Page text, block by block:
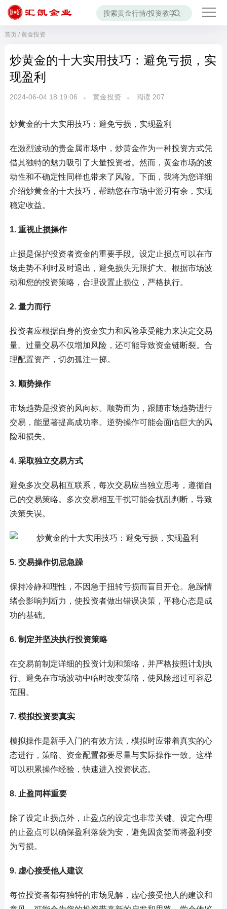
首页/ 黄金投资
炒黄金的十大实用技巧：避免亏损，实
现盈利
2024-06-04 18:19:06 黄金投资 阅读 207
炒黄金的十大实用技巧：避免亏损，实现盈利
在激烈波动的贵金属市场中，炒黄金作为一种投资方式凭
借其独特的魅力吸引了大量投资者。然而，黄金市场的波
动性和不确定性同样也带来了风险。下面，我将为您详细
介绍炒黄金的十大技巧，帮助您在市场中游刃有余，实现
稳定收益。
1. 重视止损操作
止损是保护投资者资金的重要手段。设定止损点可以在市
场走势不利时及时退出，避免损失无限扩大。根据市场波
动和您的投资策略，合理设置止损位，严格执行。
2. 量力而行
投资者应根据自身的资金实力和风险承受能力来决定交易
量。过量交易不仅增加风险，还可能导致资金链断裂。合
理配置资产，切勿孤注一掷。
3. 顺势操作
市场趋势是投资的风向标。顺势而为，跟随市场趋势进行
交易，能显著提高成功率。逆势操作可能会面临巨大的风
险和损失。
4. 采取独立交易方式
避免多次交易相互联系，每次交易应当独立思考，遵循自
己的交易策略。多次交易相互干扰可能会扰乱判断，导致
决策失误。
5. 交易操作切忌急躁
保持冷静和理性，不因急于扭转亏损而盲目开仓。急躁情
绪会影响判断力，使投资者做出错误决策，平稳心态是成
功的基础。
6. 制定并坚决执行投资策略
在交易前制定详细的投资计划和策略，并严格按照计划执
行。避免在市场波动中临时改变策略，使风险超过可容忍
范围。
7. 模拟投资要真实
模拟操作是新手入门的有效方法，模拟时应带着真实的心
态进行，策略、资金配置都要尽量与实际操作一致。这样
可以积累操作经验，快速进入投资状态。
8. 止盈同样重要
除了设定止损点外，止盈点的设定也非常关键。设定合理
的止盈点可以确保盈利落袋为安，避免因贪婪而将盈利变
为亏损。
9. 虚心接受他人建议
每位投资者都有独特的市场见解，虚心接受他人的建议和